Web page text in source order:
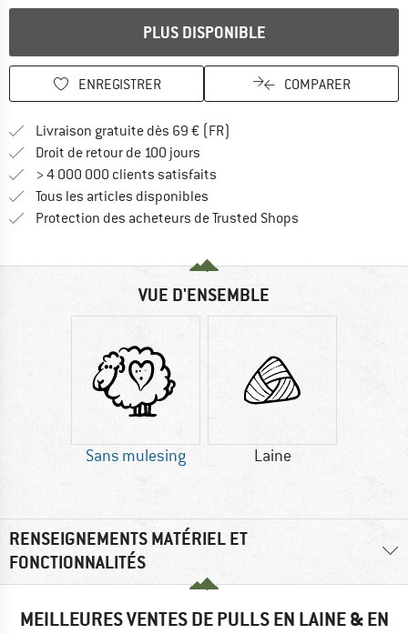
PLUS DISPONIBLE
ENREGISTRER COMPARER
Livraison gratuite dès 69 € (FR)
Droit de retour de 100 jours
> 4 000 000 clients satisfaits
Tous les articles disponibles
Protection des acheteurs de Trusted Shops
VUE D'ENSEMBLE
Sans mulesing Laine
RENSEIGNEMENTS MATÉRIEL ET
FONCTIONNALITÉS
MEILLEURES VENTES DE PULLS EN LAINE & EN